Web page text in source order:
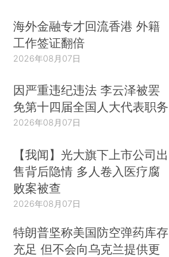
海外金融专才回流香港 外籍
工作签证翻倍
2026年08月07日
因严重违纪违法 李云泽被罢
免第十四届全国人大代表职务
2026年08月07日
【我闻】光大旗下上市公司出
售背后隐情 多人卷入医疗腐
败案被查
2026年08月07日
特朗普坚称美国防空弹药库存
充足 但不会向乌克兰提供更